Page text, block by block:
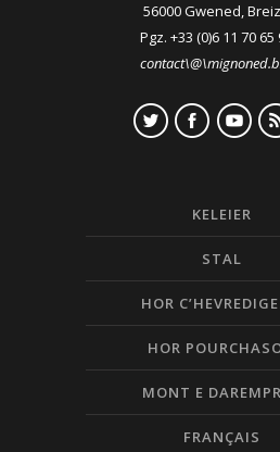
56000 Gwened,
Pgz. +33 (0)6 11 70 65
KELEIER
STAL
HOR
HOR
MONT E
FRANÇAIS